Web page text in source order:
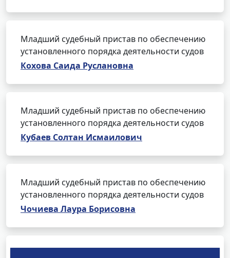
Младший судебный пристав по обеспечению
установленного порядка деятельности судов
Кохова Саида Руслановна
Младший судебный пристав по обеспечению
установленного порядка деятельности судов
Кубаев Солтан Исмаилович
Младший судебный пристав по обеспечению
установленного порядка деятельности судов
Чочиева Лаура Борисовна